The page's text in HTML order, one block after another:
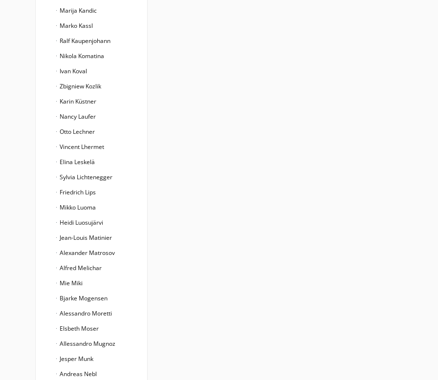
Marija Kandic
Marko Kassl
Ralf Kaupenjohann
Nikola Komatina
Ivan Koval
Zbigniew Kozlik
Karin Küstner
Nancy Laufer
Otto Lechner
Vincent Lhermet
Elina Leskelä
Sylvia Lichtenegger
Friedrich Lips
Mikko Luoma
Heidi Luosujärvi
Jean-Louis Matinier
Alexander Matrosov
Alfred Melichar
Mie Miki
Bjarke Mogensen
Alessandro Moretti
Elsbeth Moser
Allessandro Mugnoz
Jesper Munk
Andreas Nebl